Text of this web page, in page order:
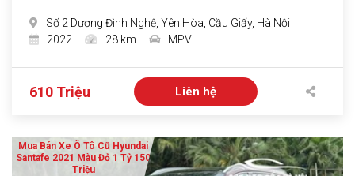
Số 2 Dương Đình Nghệ, Yên Hòa, Cầu Giấy, Hà Nội
2022
28 km MPV
610 Triệu Liên hệ
Mua Bán Xe Ô Tô Cũ Hyundai
Santafe 2021 Màu Đỏ 1 Tỷ 150
Triệu